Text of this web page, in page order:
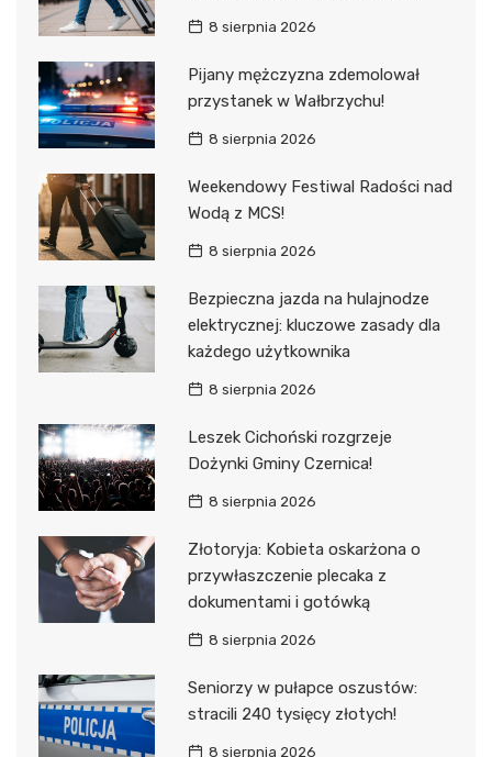
8 sierpnia 2026
Pijany mężczyzna zdemolował
przystanek w Wałbrzychu!
8 sierpnia 2026
Weekendowy Festiwal Radości nad
Wodą z MCS!
8 sierpnia 2026
Bezpieczna jazda na hulajnodze
elektrycznej: kluczowe zasady dla
każdego użytkownika
8 sierpnia 2026
Leszek Cichoński rozgrzeje
Dożynki Gminy Czernica!
8 sierpnia 2026
Złotoryja: Kobieta oskarżona o
przywłaszczenie plecaka z
dokumentami i gotówką
8 sierpnia 2026
Seniorzy w pułapce oszustów:
stracili 240 tysięcy złotych!
8 sierpnia 2026